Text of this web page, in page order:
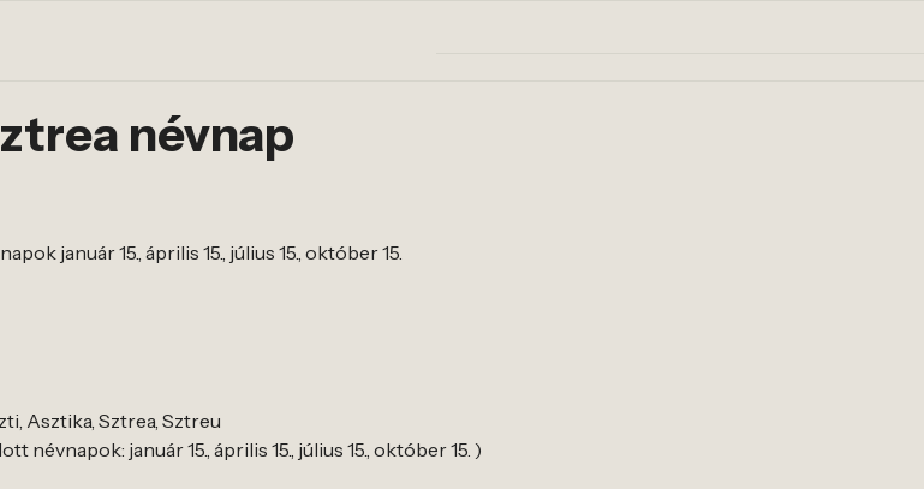
névnap
január 15., április 15., július 15., október 15.
Asztika, Sztrea, Sztreu
január 15., április 15., július 15., október 15. )